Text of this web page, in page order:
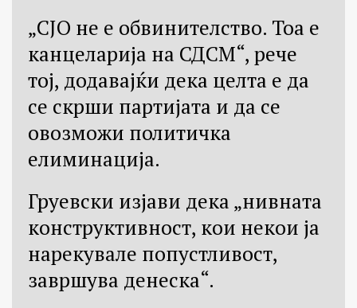
„СЈО не е обвинителство. Тоа е
канцеларија на СДСМ“, рече
тој, додавајќи дека целта е да
се скрши партијата и да се
овозможи политичка
елиминација.
Груевски изјави дека „нивната
конструктивност, кои некои ја
нарекувале попустливост,
завршува денеска“.